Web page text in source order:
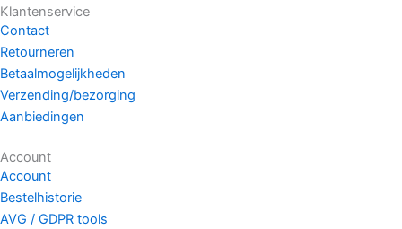
e
b
o
o
k
t
g
r
a
m
e
s
Klantenservice
Contact
Retourneren
Betaalmogelijkheden
Verzending/bezorging
Aanbiedingen
Account
Account
Bestelhistorie
AVG / GDPR tools